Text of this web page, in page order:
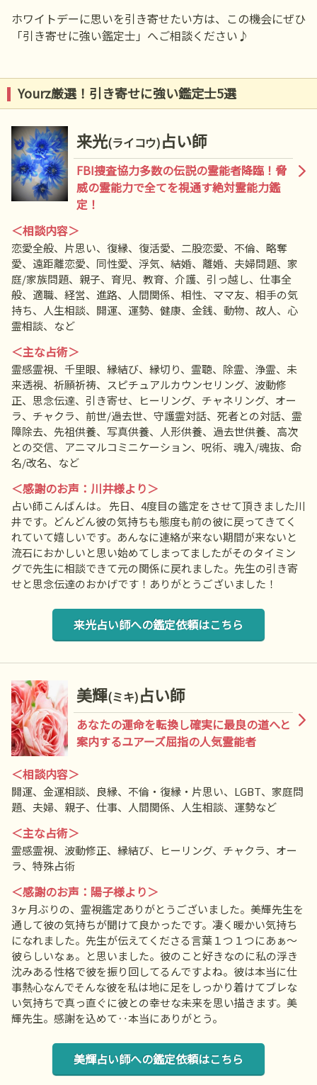
ホワイトデーに思いを引き寄せたい方は、この機会にぜひ
「引き寄せに強い鑑定士」へご相談ください♪
Yourz厳選！引き寄せに強い鑑定士5選
来光(ライコウ)占い師
FBI捜査協力多数の伝説の霊能者降臨！脅
威の霊能力で全てを視通す絶対霊能力鑑
定！
＜相談内容＞
恋愛全般、片思い、復縁、復活愛、二股恋愛、不倫、略奪
愛、遠距離恋愛、同性愛、浮気、結婚、離婚、夫婦問題、家
庭/家族問題、親子、育児、教育、介護、引っ越し、仕事全
般、適職、経営、進路、人間関係、相性、ママ友、相手の気
持ち、人生相談、開運、運勢、健康、金銭、動物、故人、心
霊相談、など
＜主な占術＞
霊感霊視、千里眼、縁結び、縁切り、霊聴、除霊、浄霊、未
来透視、祈願祈祷、スピチュアルカウンセリング、波動修
正、思念伝達、引き寄せ、ヒーリング、チャネリング、オー
ラ、チャクラ、前世/過去世、守護霊対話、死者との対話、霊
障除去、先祖供養、写真供養、人形供養、過去世供養、高次
との交信、アニマルコミニケーション、呪術、魂入/魂抜、命
名/改名、など
＜感謝のお声：川井様より＞
占い師こんばんは。 先日、4度目の鑑定をさせて頂きました川
井です。どんどん彼の気持ちも態度も前の彼に戻ってきてく
れていて嬉しいです。あんなに連絡が来ない期間が来ないと
流石におかしいと思い始めてしまってましたがそのタイミン
グで先生に相談できて元の関係に戻れました。先生の引き寄
せと思念伝達のおかげです！ありがとうございました！
来光占い師への鑑定依頼はこちら
美輝(ミキ)占い師
あなたの運命を転換し確実に最良の道へと
案内するユアーズ屈指の人気霊能者
＜相談内容＞
開運、金運相談、良縁、不倫・復縁・片思い、LGBT、家庭問
題、夫婦、親子、仕事、人間関係、人生相談、運勢など
＜主な占術＞
霊感霊視、波動修正、縁結び、ヒーリング、チャクラ、オー
ラ、特殊占術
＜感謝のお声：陽子様より＞
3ヶ月ぶりの、霊視鑑定ありがとうございました。美輝先生を
通して彼の気持ちが聞けて良かったです。凄く暖かい気持ち
になれました。先生が伝えてくださる言葉１つ１つにあぁ～
彼らしいなぁ。と思いました。彼のこと好きなのに私の浮き
沈みある性格で彼を振り回してるんですよね。彼は本当に仕
事熱心なんでそんな彼を私は地に足をしっかり着けてブレな
い気持ちで真っ直ぐに彼との幸せな未来を思い描きます。美
輝先生。感謝を込めて‥本当にありがとう。
美輝占い師への鑑定依頼はこちら